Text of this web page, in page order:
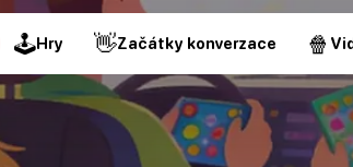
🕹Hry 👋Začátky konverzace 🍿